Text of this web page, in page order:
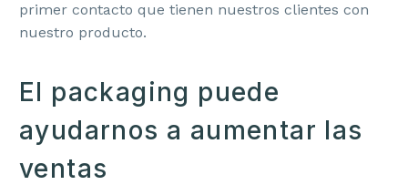
primer contacto que tienen nuestros clientes con
nuestro producto.
El packaging puede
ayudarnos a aumentar las
ventas